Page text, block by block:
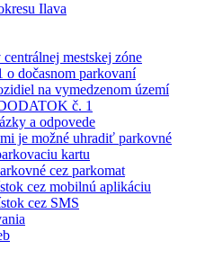
Ilava
mestskej zóne
o dočasnom parkovaní
na vymedzenom území
č. 1
a odpovede
je možné uhradiť parkovné
kartu
cez parkomat
cez mobilnú aplikáciu
cez SMS